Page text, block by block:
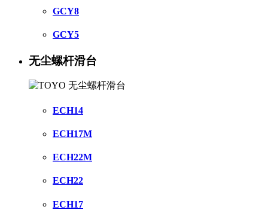
GCY8
GCY5
无尘螺杆滑台
ECH14
ECH17M
ECH22M
ECH22
ECH17